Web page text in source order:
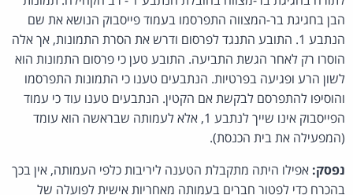
הבן בחגיגת בר-המצווה התפרסמו בעמוד פייסבוק הנושא את שם
הנתבע 1. התובע התנגד לפרסום ודרש את הסרת התמונות, אך אלה
הוסרו רק לאחר הגשת התביעה. התובע טען כי פרסום התמונות הוא
לשון הרע ופגיעה בפרטיות. הנתבעים טענו כי התמונות התפרסמו
והוסיפו להתפרסם לבקשת אם הקטין. הנתבעים טענו עוד כי עמוד
הפייסבוק אינו שייך לנתבע 1, אלא לעמותה שבראשה הוא עומד
(המפעילה את בית הכנסת).
נפסק: אפילו היתה מתקבלת הטענה ליריבות כלפי העמותה, אין בכך
בהכרח כדי לפטור חברים בעמותה מאחריות אישית לפועלה של